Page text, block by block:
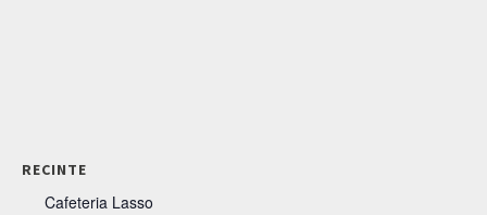
RECINTE
Cafeteria Lasso